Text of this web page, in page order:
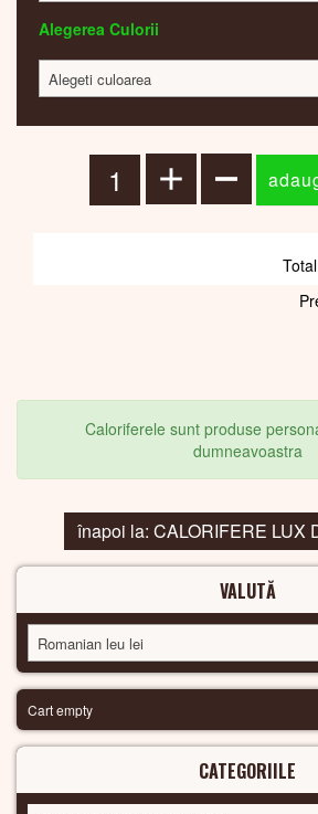
Alegerea Culorii
Alegeti culoarea
Caloriferele sunt produse
dumneavoastra
înapoi la: CALORIFERE LUX
VALUTĂ
Romanian leu lei
Cart empty
CATEGORIILE